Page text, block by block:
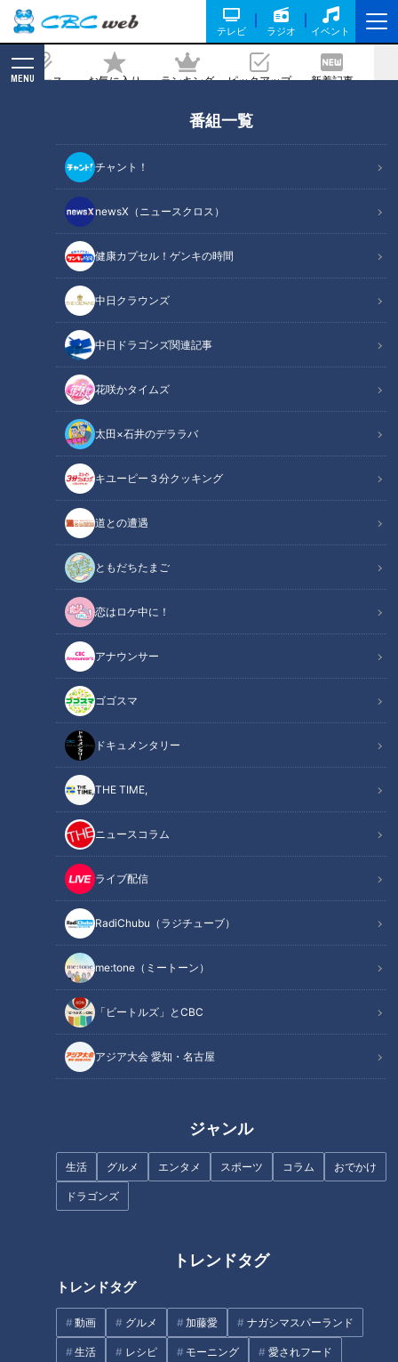
テレビ ラジオ イベント
ニュース お気に入り ランキング ピックアップ 新着記事
MENU
番組一覧
チャント！
newsX（ニュースクロス）
健康カプセル！ゲンキの時間
中日クラウンズ
中日ドラゴンズ関連記事
花咲かタイムズ
太田×石井のデララバ
キユーピー３分クッキング
道との遭遇
ともだちたまご
恋はロケ中に！
アナウンサー
ゴゴスマ
ドキュメンタリー
THE TIME,
ニュースコラム
ライブ配信
RadiChubu（ラジチューブ）
me:tone（ミートーン）
「ビートルズ」とCBC
アジア大会 愛知・名古屋
ジャンル
生活 グルメ エンタメ スポーツ コラム おでかけ
ドラゴンズ
トレンドタグ
トレンドタグ
動画 グルメ 加藤愛 ナガシマスパーランド
生活 レシピ モーニング 愛されフード
も！？ ドラゴンズファンの聖地「ピカイ
チ」！ 有名人も訪れる町中華の魅力とは
2024/03/30 06:50
CBCテレビ：画像『デララバ』
太田×石井のデララバ
デララバ
爆笑問題・太田光と石井亮次アナウンサーが、東海地方の定番
を深掘りするバラエティ『太田×石井のデララバ』。今回は、
中日ドラゴンズファンの聖地「ピカイチ」を、番組最長8か月
の密着で特集！3月まで「サンデードラゴンズ」MCを務めた
若狭敬一アナも登場し、熱く語ります！
メニューは116種類！独自メニューが人気のピカイチ
なぜ「ピカイチ」がドラゴンズファンの聖地に？
オススメ関連コンテンツ
メニューは116種類！独自メニューが人気のピカ
CBCテレビ：画像『デララバ』
言うお客さんもたくさんいて、いつも賑やか。女性客も多く、
地元に愛されている町中華です。太田さん、石井アナが訪れる
と、店内にはピカイチ歴30年の若狭アナも待っていました。